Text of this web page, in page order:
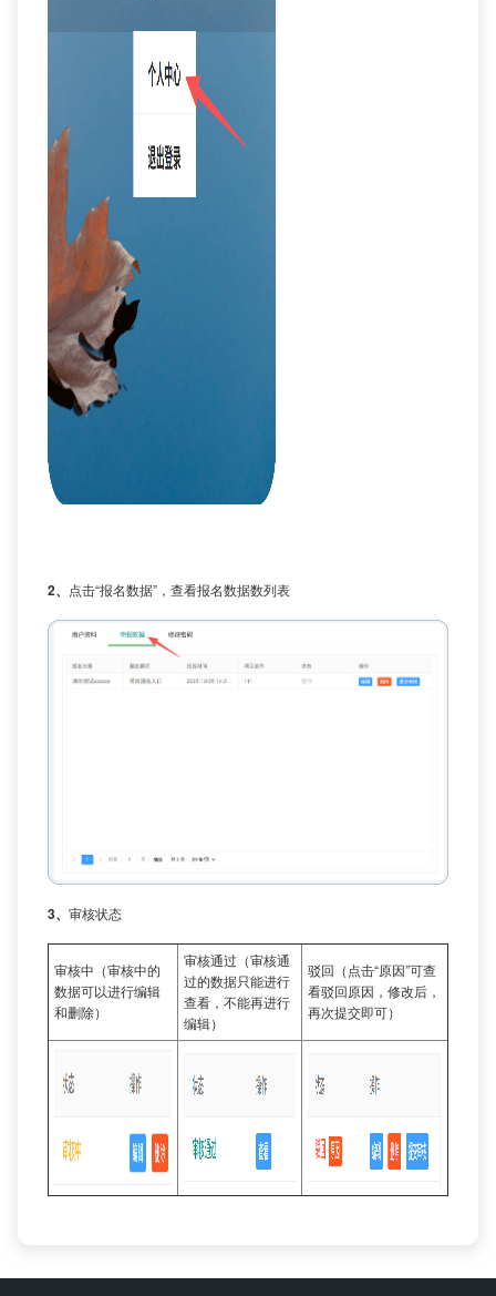
2、 点击“报名数据”，查看报名数据数列表
3、 审核状态
审核中（审核中的
数据可以进行编辑
和删除）
审核通过（审核通
过的数据只能进行
查看，不能再进行
编辑）
驳回（点击“原因”可查
看驳回原因，修改后，
再次提交即可）